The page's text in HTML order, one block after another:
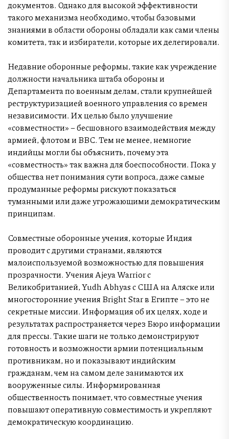
документов. Однако для высокой эффективности
такого механизма необходимо, чтобы базовыми
знаниями в области обороны обладали как сами члены
комитета, так и избиратели, которые их делегировали.
Недавние оборонные реформы, такие как учреждение
должности начальника штаба обороны и
Департамента по военным делам, стали крупнейшей
реструктуризацией военного управления со времен
независимости. Их целью было улучшение
«совместности» – бесшовного взаимодействия между
армией, флотом и ВВС. Тем не менее, немногие
индийцы могли бы объяснить, почему эта
«совместность» так важна для боеспособности. Пока у
общества нет понимания сути вопроса, даже самые
продуманные реформы рискуют показаться
туманными или даже угрожающими демократическим
принципам.
Совместные оборонные учения, которые Индия
проводит с другими странами, являются
малоиспользуемой возможностью для повышения
прозрачности. Учения Ajeya Warrior с
Великобританией, Yudh Abhyas с США на Аляске или
многосторонние учения Bright Star в Египте – это не
секретные миссии. Информация об их целях, ходе и
результатах распространяется через Бюро информации
для прессы. Такие шаги не только демонстрируют
готовность и возможности армии потенциальным
противникам, но и показывают индийским
гражданам, чем на самом деле занимаются их
вооруженные силы. Информированная
общественность понимает, что совместные учения
повышают оперативную совместимость и укрепляют
демократическую координацию.